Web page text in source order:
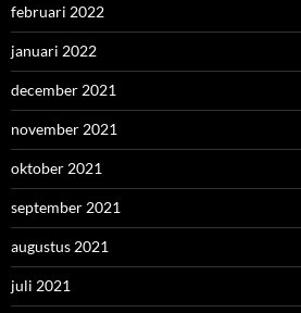
februari 2022
januari 2022
december 2021
november 2021
oktober 2021
september 2021
augustus 2021
juli 2021